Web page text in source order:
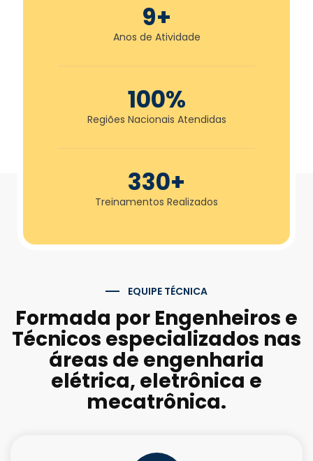
Anos de Atividade
9+
Regiões Nacionais Atendidas
100%
Treinamentos Realizados
330+
EQUIPE TÉCNICA
Formada por Engenheiros e
Técnicos especializados nas
áreas de engenharia
elétrica, eletrônica e
mecatrônica.